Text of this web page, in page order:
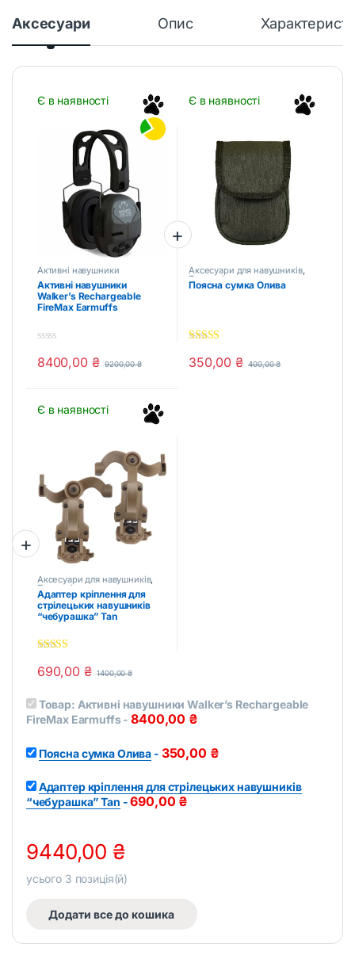
Аксесуари Опис
Є в наявності
Активні навушники
Активні навушники
Walker’s Rechargeable
FireMax Earmuffs
o
f
5
8400,00 ₴ 9200,00₴
Є в наявності
Аксесуари для навушників,
Тактичні аксесуари
Поясна сумка Олива
350,00₴ 400,00₴
Є в наявності
Аксесуари для навушників,
Тактичні аксесуари
Адаптер кріплення для
стрілецьких навушників
“чебурашка” Tan
690,00 ₴ 1400,00₴
Товар: Активні навушники Walker’s Rechargeable
FireMax Earmuffs-8400,00 ₴
Поясна сумка Олива - 350,00 ₴
Адаптер кріплення для стрілецьких навушників
“чебурашка” Tan -690,00 ₴
9440,00 ₴
усього 3 позиція(й)
Додати все до кошика